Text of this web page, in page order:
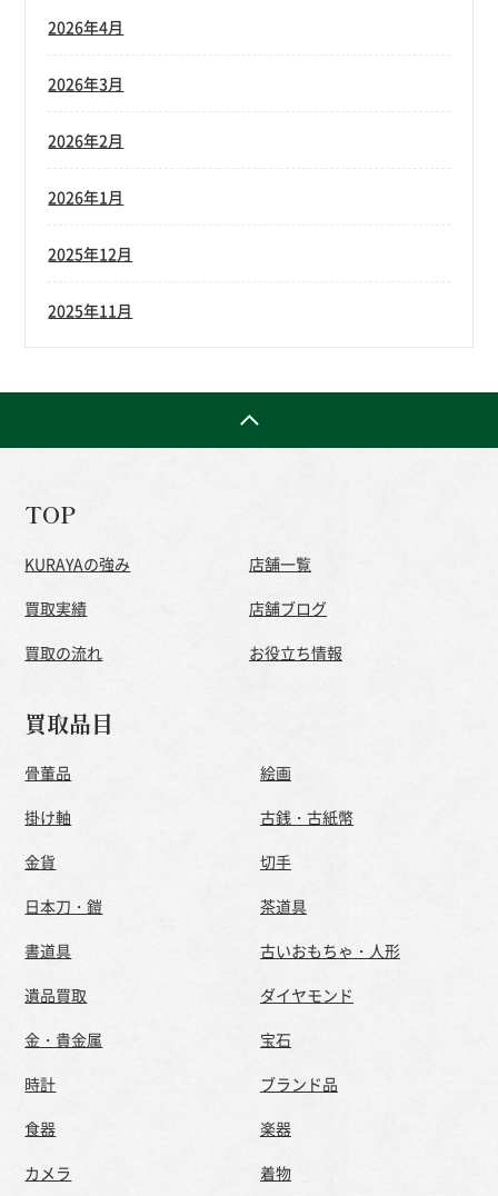
2026年4月
2026年3月
2026年2月
2026年1月
2025年12月
2025年11月
TOP
KURAYAの強み
買取実績
買取の流れ
店舗一覧
店舗ブログ
お役立ち情報
買取品目
骨董品
絵画
掛け軸
古銭・古紙幣
金貨
切手
日本刀・鎧
茶道具
書道具
古いおもちゃ・人形
遺品買取
ダイヤモンド
金・貴金属
宝石
時計
ブランド品
食器
楽器
カメラ
着物